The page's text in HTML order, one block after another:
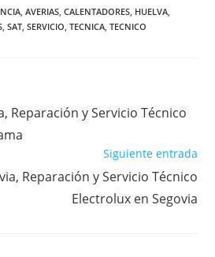
, AVERIAS, CALENTADORES, HUELVA,
, SAT, SERVICIO, TECNICA, TECNICO
Reparación y Servicio Técnico
Siguiente entrada
Reparación y Servicio Técnico
Electrolux en Segovia